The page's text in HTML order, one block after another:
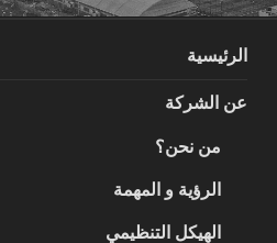
الرئيسية
عن الشركة
من نحن؟
الرؤية و المهمة
الهيكل التنظيمي